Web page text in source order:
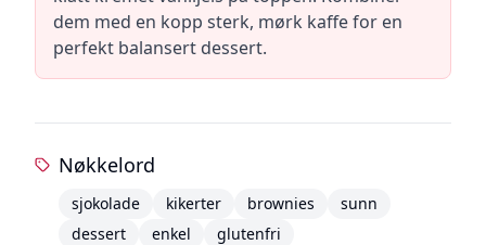
dem med en kopp sterk, mørk kaffe for en
perfekt balansert dessert.
Nøkkelord
sjokolade kikerter brownies
sunn
dessert
enkel glutenfri